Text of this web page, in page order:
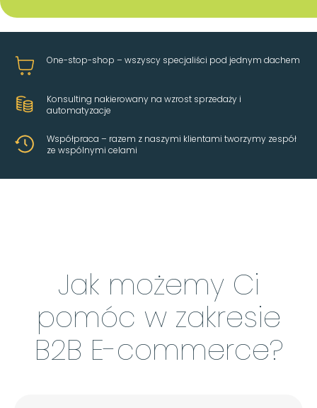
One-stop-shop – wszyscy specjaliści pod jednym dachem
Konsulting nakierowany na wzrost sprzedaży i
automatyzacje
Współpraca – razem z naszymi klientami tworzymy zespół
ze wspólnymi celami
Jak możemy Ci
pomóc w zakresie
B2B E-commerce?